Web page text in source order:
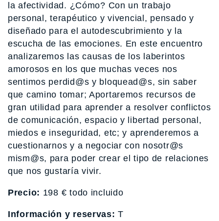
la afectividad. ¿Cómo? Con un trabajo
personal, terapéutico y vivencial, pensado y
diseñado para el autodescubrimiento y la
escucha de las emociones. En este encuentro
analizaremos las causas de los laberintos
amorosos en los que muchas veces nos
sentimos perdid@s y bloquead@s, sin saber
que camino tomar; Aportaremos recursos de
gran utilidad para aprender a resolver conflictos
de comunicación, espacio y libertad personal,
miedos e inseguridad, etc; y aprenderemos a
cuestionarnos y a negociar con nosotr@s
mism@s, para poder crear el tipo de relaciones
que nos gustaría vivir.
Precio: 198 € todo incluido
Información y reservas: T